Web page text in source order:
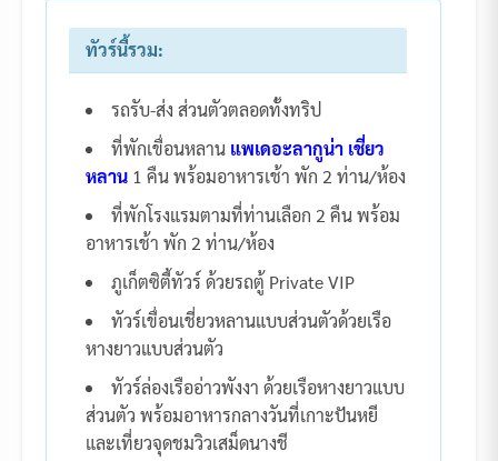
ทัวร์นี้รวม:
รถรับ-ส่ง ส่วนตัวตลอดทั้งทริป
ที่พักเขื่อนหลาน แพเดอะลากูน่า เชี่ยว
หลาน 1 คืน พร้อมอาหารเช้า พัก 2 ท่าน/ห้อง
ที่พักโรงแรมตามที่ท่านเลือก 2 คืน พร้อม
อาหารเช้า พัก 2 ท่าน/ห้อง
ภูเก็ตซิตี้ทัวร์ ด้วยรถตู้ Private VIP
ทัวร์เขื่อนเชี่ยวหลานแบบส่วนตัวด้วยเรือ
หางยาวแบบส่วนตัว
ทัวร์ล่องเรืออ่าวพังงา ด้วยเรือหางยาวแบบ
ส่วนตัว พร้อมอาหารกลางวันที่เกาะปันหยี
และเที่ยวจุดชมวิวเสม็ดนางชี